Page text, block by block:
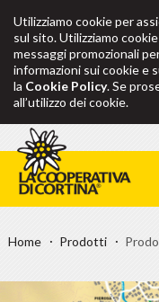
Utilizziamo cookie per
sul sito. Utilizziamo
messaggi promozionali
informazioni sui cookie e
la Cookie Policy. Se
all’utilizzo dei cookie.
Home Prodotti